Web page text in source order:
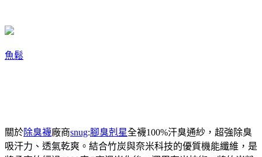
魚鬆
關於除臭襪廠商snug:腳臭剋星全襪100%汗臭通紗，超強除臭
吸汗力、透氣乾爽。結合竹炭與奈米科技的優質機能纖維，是